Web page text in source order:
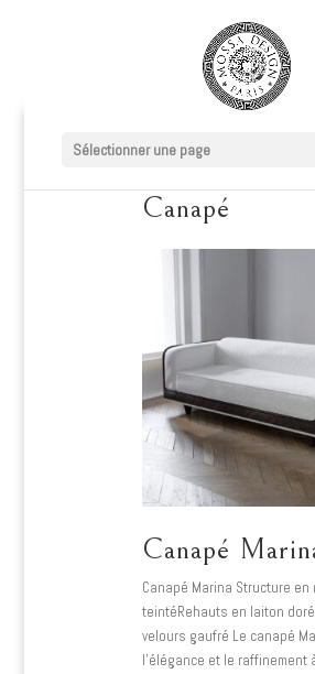
Sélectionner une page
Canapé
Canapé
Canapé Marina Structure
teintéRehauts en laiton
velours gaufré Le canapé
l’élégance et le raffinement